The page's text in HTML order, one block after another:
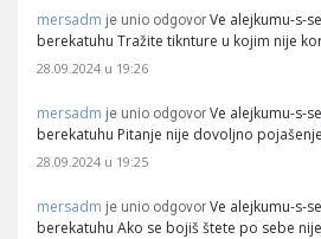
mersadm je unio odgovor Ve alejkumu-s-
berekatuhu Tražite tiknture u kojim nije
28.09.2024 u 19:26
mersadm je unio odgovor Ve alejkumu-s-
berekatuhu Pitanje nije dovoljno
28.09.2024 u 19:25
mersadm je unio odgovor Ve alejkumu-s-
berekatuhu Ako se bojiš štete po sebe